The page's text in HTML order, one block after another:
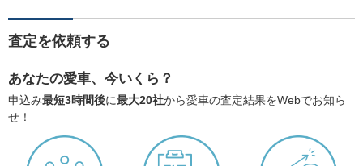
査定を依頼する
あなたの愛車、今いくら？
申込み最短3時間後に最大20社から愛車の査定結果をWebでお知ら
せ！